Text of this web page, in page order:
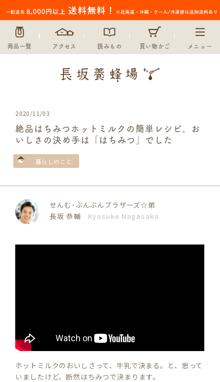
商品一覧 アクセス 読みもの 買い物かご メニュー
2020/11/03
絶品はちみつホットミルクの簡単レシピ。お
いしさの決め手は「はちみつ」でした
暮らしのこと
せんむ･ぶんぶんブラザーズ☆弟
長坂 恭輔 Kyosuke Nagasaka
ホットミルクのおいしさって、牛乳で決まる。と、思って
いましたけど、断然はちみつで決まります。